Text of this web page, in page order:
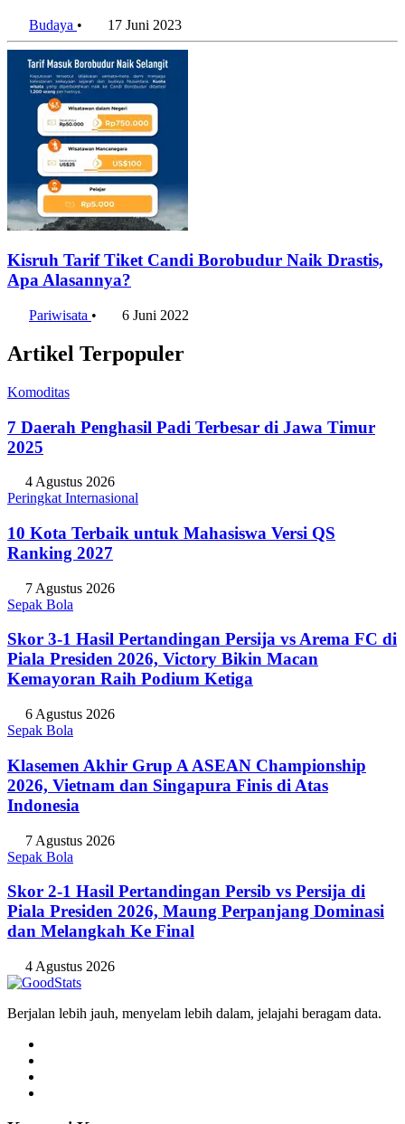
Budaya • 17 Juni 2023
Kisruh Tarif Tiket Candi Borobudur Naik Drastis,
Apa Alasannya?
Pariwisata • 6 Juni 2022
Artikel Terpopuler
Komoditas
7 Daerah Penghasil Padi Terbesar di Jawa Timur
2025
4 Agustus 2026
Peringkat Internasional
10 Kota Terbaik untuk Mahasiswa Versi QS
Ranking 2027
7 Agustus 2026
Sepak Bola
Skor 3-1 Hasil Pertandingan Persija vs Arema FC di
Piala Presiden 2026, Victory Bikin Macan
Kemayoran Raih Podium Ketiga
6 Agustus 2026
Sepak Bola
Klasemen Akhir Grup A ASEAN Championship
2026, Vietnam dan Singapura Finis di Atas
Indonesia
7 Agustus 2026
Sepak Bola
Skor 2-1 Hasil Pertandingan Persib vs Persija di
Piala Presiden 2026, Maung Perpanjang Dominasi
dan Melangkah Ke Final
4 Agustus 2026
Berjalan lebih jauh, menyelam lebih dalam, jelajahi beragam data.